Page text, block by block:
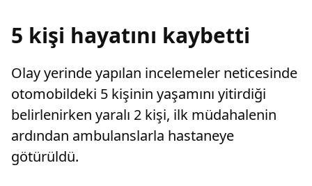
5 kişi hayatını kaybetti
Olay yerinde yapılan incelemeler neticesinde
otomobildeki 5 kişinin yaşamını yitirdiği
belirlenirken yaralı 2 kişi, ilk müdahalenin
ardından ambulanslarla hastaneye
götürüldü.